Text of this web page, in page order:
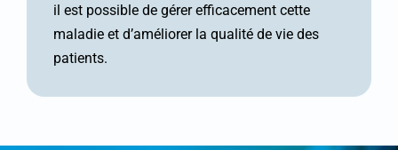
il est possible de gérer efficacement cette
maladie et d’améliorer la qualité de vie des
patients.